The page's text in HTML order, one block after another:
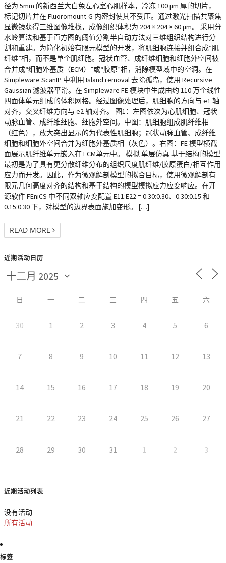
径为 5mm 的新西兰大白兔左心室心肌样本，冷冻 100 μm 厚的切片，
标记切片并在 Fluoromount-G 内密封使其不受压。通过激光扫描共聚焦
显微镜获得三维图像堆栈，成像组织体积为 204 × 204 × 60 μm。 采用分
水岭算法和基于直方图的阈值分割半自动方法对三维组织结构进行分
割和重建。为简化初始有限元模型的开发，将肌细胞连接并组合成“肌
纤维”相，而不是单个肌细胞。冠状血管、成纤维细胞和细胞外空间被
合并成“细胞外基质（ECM）”或“胶原”相，消除模型域中的空洞。在
Simpleware ScanIP 中利用 Island removal 去除孤岛，使用 Recursive
Gaussian 滤波器平滑。在 Simpleware FE 模块中生成由约 110 万个线性
四面体单元组成的体积网格。经过图像处理后，肌细胞的方向与 e1 轴
对齐，交叉纤维方向与 e2 轴对齐。 图1：左图依次为心肌细胞、冠状
动脉血管、成纤维细胞、细胞外空间。中图：肌细胞组成肌纤维相
（红色），放大突出显示的为代表性肌细胞；冠状动脉血管、成纤维
细胞和细胞外空间合并为细胞外基质相（灰色）。右图：FE 模型横截
面展示肌纤维单元嵌入在 ECM单元中。 模拟 单层仿真 基于结构的模型
最初是为了具有更分散纤维分布的组织尺度肌纤维/胶原蛋白/相互作用
应力而开发。因此，作为微观解剖模型的拟合目标，使用微观解剖有
限元几何高度对齐的结构和基于结构的模型模拟应力应变响应。在开
源软件 FEniCS 中不同双轴应变配置 E11:E22 = 0.30:0.30、0.30:0.15 和
0.15:0.30 下，对模型的边界表面施加变形。 […]
READ MORE
近期活动日历
日 一 二 三 四 五 六
30 1 2 3 4 5 6
7 8 9 10 11 12 13
14 15 16 17 18 19 20
21 22 23 24 25 26 27
28 29 30 31 1 2 3
近期活动列表
没有活动
所有活动
标签